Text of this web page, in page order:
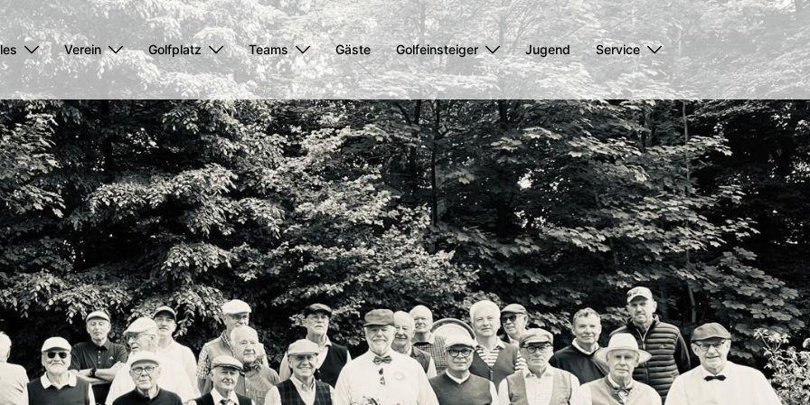
Verein Golfplatz Teams Gäste Golfeinsteiger Jugend Service